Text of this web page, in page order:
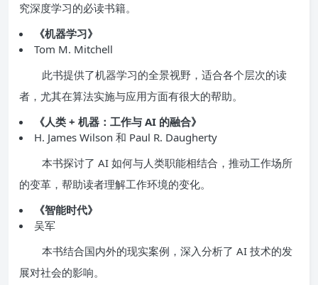
究深度学习的必读书籍。
《机器学习》
Tom M. Mitchell
此书提供了机器学习的全景视野，适合各个层次的读
者，尤其在算法实施与应用方面有很大的帮助。
《人类 + 机器：工作与 AI 的融合》
H. James Wilson 和 Paul R. Daugherty
本书探讨了 AI 如何与人类职能相结合，推动工作场所
的变革，帮助读者理解工作环境的变化。
《智能时代》
吴军
本书结合国内外的现实案例，深入分析了 AI 技术的发
展对社会的影响。